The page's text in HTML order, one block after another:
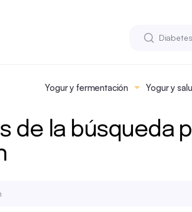
Yogur y fermentación Yogur y
de la búsqueda